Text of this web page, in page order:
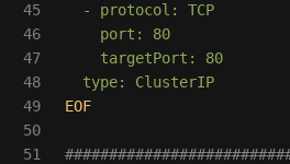
45
46
47
48
49
50
51
  - protocol: TCP
    port: 80
    targetPort: 80
EOF